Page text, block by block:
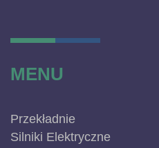
MENU
Przekładnie
Silniki Elektryczne